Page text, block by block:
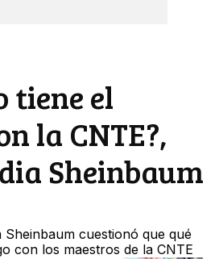
tiene el
la CNTE?,
Sheinbaum
Sheinbaum cuestionó que qué
con los maestros de la CNTE